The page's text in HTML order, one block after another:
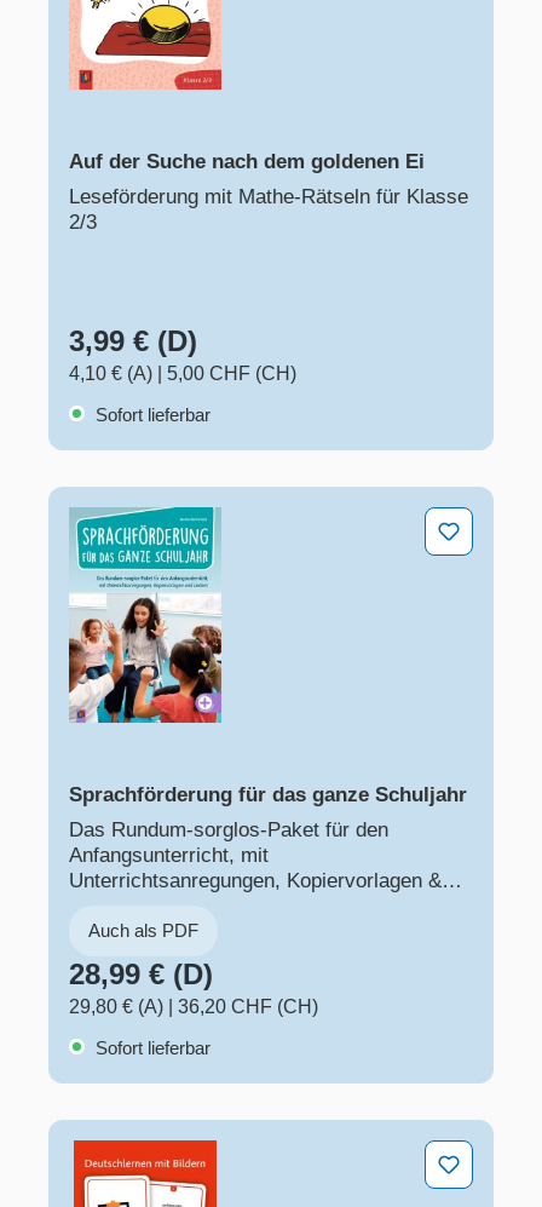
Auf der Suche nach dem goldenen Ei
Leseförderung mit Mathe-Rätseln für Klasse
2/3
3,99 € (D)
4,10 € (A)
5,00 CHF (CH)
Sofort lieferbar
Sprachförderung für das ganze Schuljahr
Sprachförderung für das ganze Schuljahr
Das Rundum-sorglos-Paket für den
Anfangsunterricht, mit
Unterrichtsanregungen, Kopiervorlagen &
Auch als PDF
28,99 € (D)
29,80 € (A)
36,20 CHF (CH)
Sofort lieferbar
Verben: Set 2 - Deutsch, Englisch, Ukrainisch und